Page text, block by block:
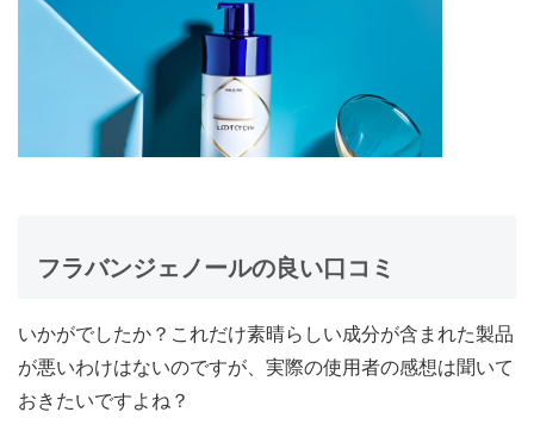
フラバンジェノールの良い口コミ
いかがでしたか？これだけ素晴らしい成分が含まれた製品
が悪いわけはないのですが、実際の使用者の感想は聞いて
おきたいですよね？